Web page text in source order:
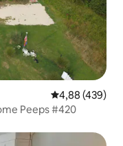
4,88 av 5 i
4,88 (439)
Peeps #420